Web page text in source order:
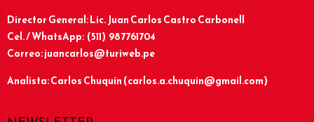
Director General: Lic.Juan Carlos Castro Carbonell
Cel. / WhatsApp: (511) 987761704
Correo: juancarlos@turiweb.pe
Analista: Carlos Chuquín (carlos.a.chuquin@gmail.com)